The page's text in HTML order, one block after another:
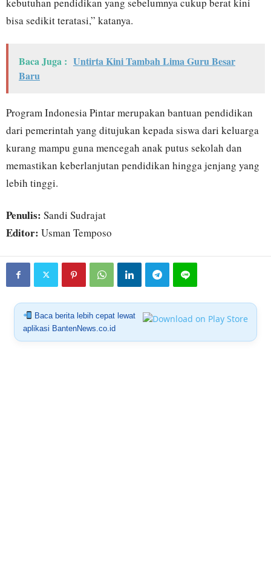
bisa sedikit teratasi,” katanya.
Baca Juga : Untirta Kini Tambah Lima Guru Besar
Baru
Program Indonesia Pintar merupakan bantuan pendidikan
dari pemerintah yang ditujukan kepada siswa dari keluarga
kurang mampu guna mencegah anak putus sekolah dan
memastikan keberlanjutan pendidikan hingga jenjang yang
lebih tinggi.
Penulis: Sandi Sudrajat
Editor: Usman Temposo
Baca berita lebih cepat lewat
aplikasi BantenNews.co.id